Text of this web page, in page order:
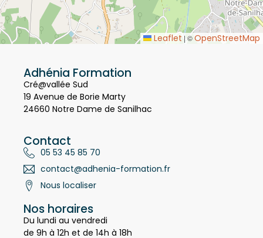
Adhénia Formation
Cré@vallée Sud
19 Avenue de Borie Marty
Contact
05 53 45 85 70
contact@adhenia-formation.fr
Nos horaires
Du lundi au vendredi